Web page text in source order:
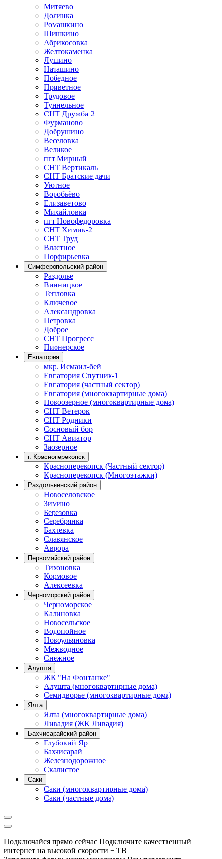
Митяево
Долинка
Ромашкино
Шишкино
Абрикосовка
Желтокаменка
Лушино
Наташино
Победное
Приветное
Трудовое
Туннельное
СНТ Дружба-2
Фурманово
Добрушино
Веселовка
Великое
пгт Мирный
СНТ Вертикаль
СНТ Братские дачи
Уютное
Воробьёво
Елизаветово
Михайловка
пгт Новофедоровка
СНТ Химик-2
СНТ Труд
Властное
Порфирьевка
Симферопольский район
Раздолье
Винницкое
Тепловка
Ключевое
Александровка
Петровка
Доброе
СНТ Прогресс
Пионерское
Евпатория
мкр. Исмаил-бей
Евпатория Спутник-1
Евпатория (частный сектор)
Евпатория (многоквартирные дома)
Новоозерное (многоквартирные дома)
СНТ Ветерок
СНТ Родники
Сосновый бор
СНТ Авиатор
Заозерное
г. Красноперекопск
Красноперекопск (Частный сектор)
Красноперекопск (Многоэтажки)
Раздольненский район
Новоселовское
Зимино
Березовка
Серебрянка
Бахчевка
Славянское
Аврора
Первомайский район
Тихоновка
Кормовое
Алексеевка
Черноморский район
Черноморское
Калиновка
Новосельское
Водопойное
Новоульяновка
Межводное
Снежное
Алушта
ЖК "На Фонтанке"
Алушта (многоквартирные дома)
Семидворье (многоквартирные дома)
Ялта
Ялта (многоквартирные дома)
Ливадия (ЖК Ливадия)
Бахчисарайский район
Глубокий Яр
Бахчисарай
Железнодорожное
Скалистое
Саки
Саки (многоквартирные дома)
Саки (частные дома)
Подключайся прямо сейчас Подключите качественный
интернет на высокой скорости + ТВ